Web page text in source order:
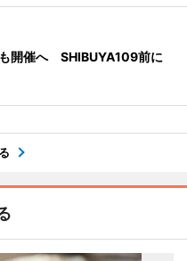
も開催へ SHIBUYA109前に